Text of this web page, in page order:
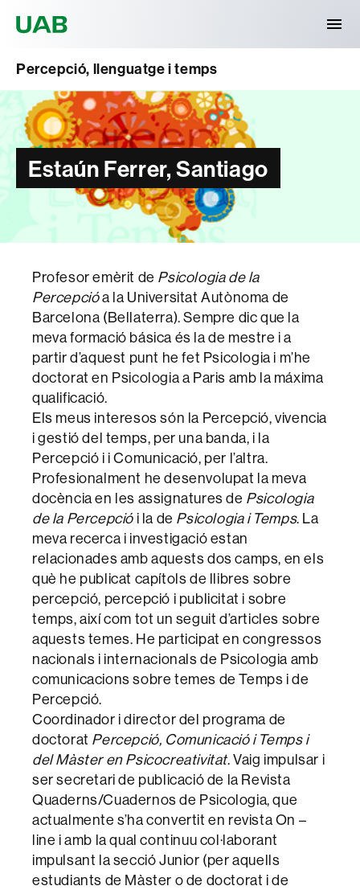
Percepció, llenguatge i temps
Estaún Ferrer, Santiago
Profesor emèrit de Psicologia de la
Percepcióa la Universitat Autònoma de
Barcelona (Bellaterra). Sempre dic que la
meva formació básica és la de mestre i a
partir d’aquest punt he fet Psicologia i m’he
doctorat en Psicologia a Paris amb la máxima
qualificació.
Els meus interesos són la Percepció, vivencia
i gestió del temps, per una banda, i la
Percepció i i Comunicació, per l’altra.
Profesionalment he desenvolupat la meva
docència en les assignatures de Psicologia
de la Percepció i la de Psicologia i Temps. La
meva recerca i investigació estan
relacionades amb aquests dos camps, en els
què he publicat capítols de llibres sobre
percepció, percepció i publicitat i sobre
temps, així com tot un seguit d’articles sobre
aquests temes. He participat en congressos
nacionals i internacionals de Psicologia amb
comunicacions sobre temes de Temps i de
Percepció.
Coordinador i director del programa de
doctorat Percepció, Comunicació i Temps i
del Màster en Psicocreativitat. Vaig impulsar i
ser secretari de publicació de la Revista
Quaderns/Cuadernos de Psicologia, que
actualmente s’ha convertit en revista On –
line i amb la qual continuu col·laborant
impulsant la secció Junior (per aquells
estudiants de Màster o de doctorat i de